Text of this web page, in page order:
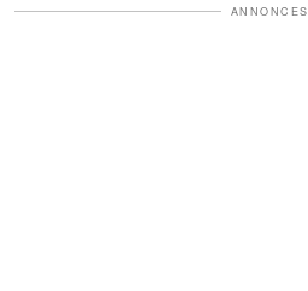
ANNONCES